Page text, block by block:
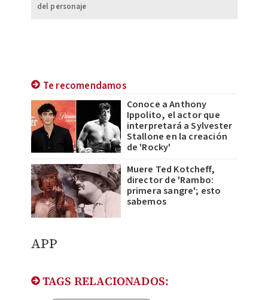
del personaje
Te recomendamos
Conoce a Anthony
Ippolito, el actor que
interpretará a Sylvester
Stallone en la creación
de 'Rocky'
Muere Ted Kotcheff,
director de 'Rambo:
primera sangre'; esto
sabemos
​APP
TAGS RELACIONADOS: